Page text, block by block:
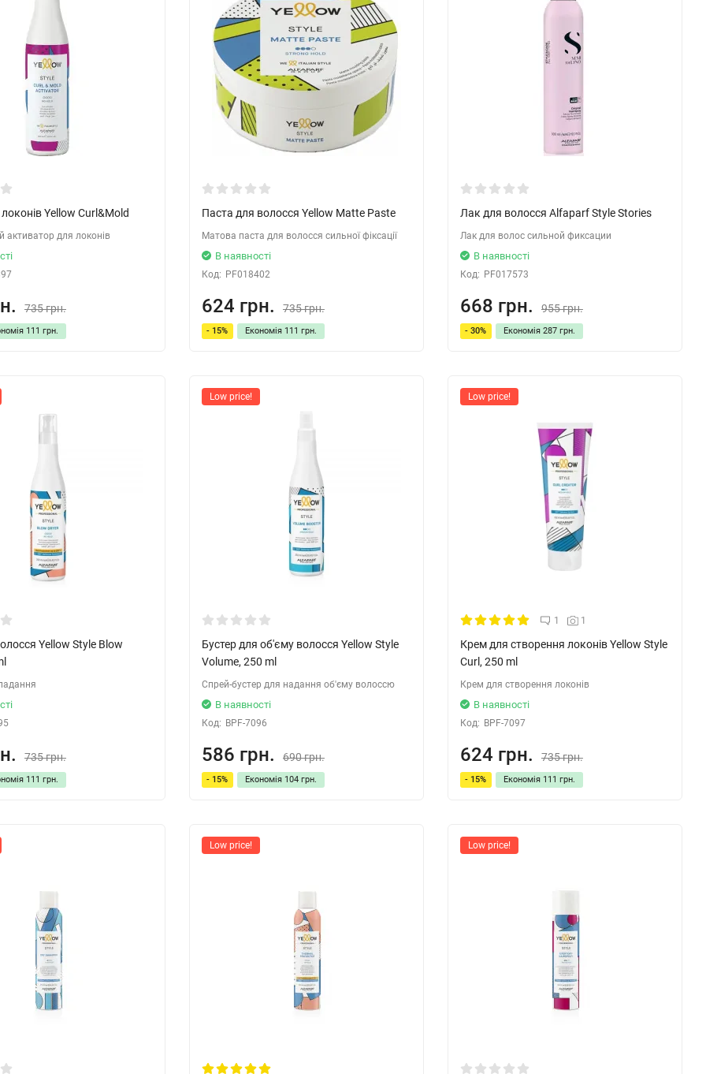
Yellow Curl&Mold
для локонів
735 грн.
111 грн.
Паста для волосся Yellow Matte Paste
Матова паста для волосся сильної фіксації
В наявності
Код: PF018402
624 грн. 735 грн.
- 15% Економія 111 грн.
Лак для волосся Alfaparf Style Stories
Лак для волос сильной фиксации
В наявності
Код: PF017573
668 грн. 955 грн.
- 30% Економія 287 грн.
Yellow Style Blow
735 грн.
111 грн.
Low price!
Бустер для об'єму волосся Yellow Style
Volume, 250 ml
Спрей-бустер для надання об'єму волоссю
В наявності
Код: BPF-7096
586 грн. 690 грн.
- 15% Економія 104 грн.
Low price!
1 1
Крем для створення локонів Yellow Style
Curl, 250 ml
Крем для створення локонів
В наявності
Код: BPF-7097
624 грн. 735 грн.
- 15% Економія 111 грн.
Low price! Low price!